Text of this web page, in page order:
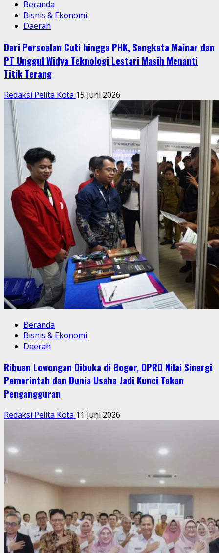
Beranda
Bisnis & Ekonomi
Daerah
Dari Persoalan Cuti hingga PHK, Sengketa Mainar dan
PT Unggul Widya Teknologi Lestari Masih Menanti
Titik Terang
Redaksi Pelita Kota 15 Juni 2026
Beranda
Bisnis & Ekonomi
Daerah
Ribuan Lowongan Dibuka di Bogor, DPRD Nilai Sinergi
Pemerintah dan Dunia Usaha Jadi Kunci Tekan
Pengangguran
Redaksi Pelita Kota 11 Juni 2026